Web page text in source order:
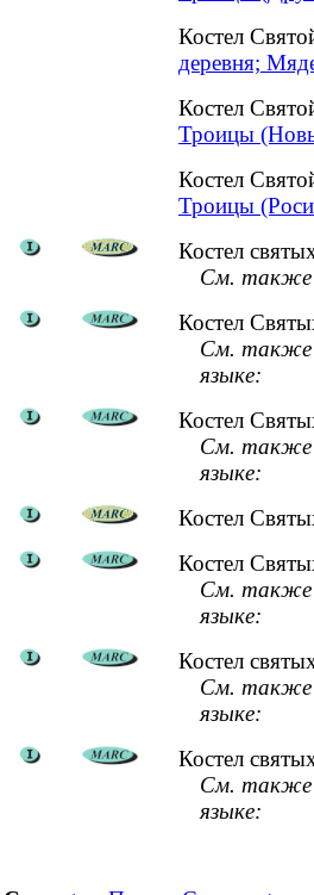
Костел
деревня;
Костел
Троицы
Костел
Троицы
Костел
См. также
Костел
См. также
языке:
Костел
См. также
языке:
Костел
Костел
См. также
языке:
Костел
См. также
языке:
Костел
См. также
языке: